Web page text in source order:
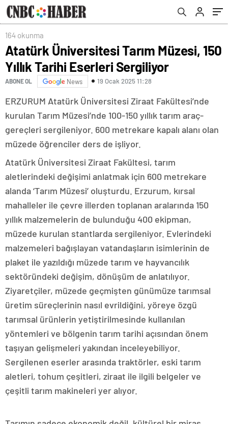
164 okunma
Atatürk Üniversitesi Tarım Müzesi, 150
Yıllık Tarihi Eserleri Sergiliyor
ABONE OL News 19 Ocak 2025 11:28
ERZURUM Atatürk Üniversitesi Ziraat Fakültesi’nde
kurulan Tarım Müzesi’nde 100-150 yıllık tarım araç-
gereçleri sergileniyor. 600 metrekare kapalı alanı olan
müzede öğrenciler ders de işliyor.
Atatürk Üniversitesi Ziraat Fakültesi, tarım
aletlerindeki değişimi anlatmak için 600 metrekare
alanda ‘Tarım Müzesi’ oluşturdu. Erzurum, kırsal
mahalleler ile çevre illerden toplanan aralarında 150
yıllık malzemelerin de bulunduğu 400 ekipman,
müzede kurulan stantlarda sergileniyor. Evlerindeki
malzemeleri bağışlayan vatandaşların isimlerinin de
plaket ile yazıldığı müzede tarım ve hayvancılık
sektöründeki değişim, dönüşüm de anlatılıyor.
Ziyaretçiler, müzede geçmişten günümüze tarımsal
üretim süreçlerinin nasıl evrildiğini, yöreye özgü
tarımsal ürünlerin yetiştirilmesinde kullanılan
yöntemleri ve bölgenin tarım tarihi açısından önem
taşıyan gelişmeleri yakından inceleyebiliyor.
Sergilenen eserler arasında traktörler, eski tarım
aletleri, tohum çeşitleri, ziraat ile ilgili belgeler ve
çeşitli tarım makineleri yer alıyor.